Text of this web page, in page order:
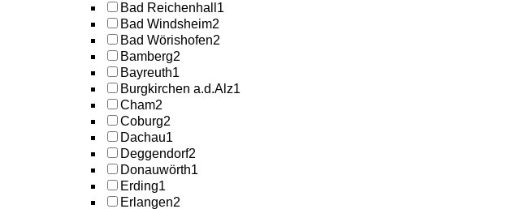
Bad Reichenhall 1
Bad Windsheim2
Bad Wörishofen2
Bamberg2
Bayreuth1
Burgkirchen a.d.Alz1
Cham2
Coburg2
Dachau1
Deggendorf2
Donauwörth1
Erding1
Erlangen2